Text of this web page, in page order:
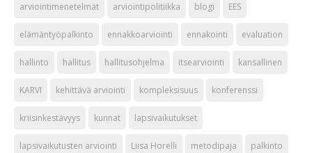
arviointimenetelmät arviointipolitiikka blogi EES
elämäntyöpalkinto ennakkoarviointi ennakointi evaluation
hallinto hallitus hallitusohjelma itsearviointi kansallinen
KARVI kehittävä arviointi kompleksisuus konferenssi
kriisinkestävyys kunnat lapsivaikutukset
lapsivaikutusten arviointi Liisa Horelli metodipaja palkinto